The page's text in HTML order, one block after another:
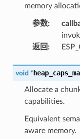
memory
参数:
返回 :
void *
Allocate a
capabilities.
Equivalent
aware memory.